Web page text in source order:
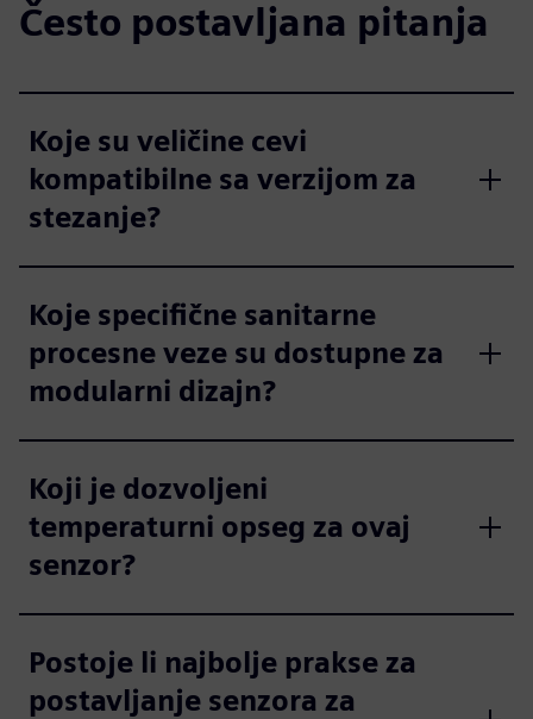
Često postavljana pitanja
Koje su veličine cevi
kompatibilne sa verzijom za
stezanje?
Koje specifične sanitarne
procesne veze su dostupne za
modularni dizajn?
Koji je dozvoljeni
temperaturni opseg za ovaj
senzor?
Postoje li najbolje prakse za
postavljanje senzora za